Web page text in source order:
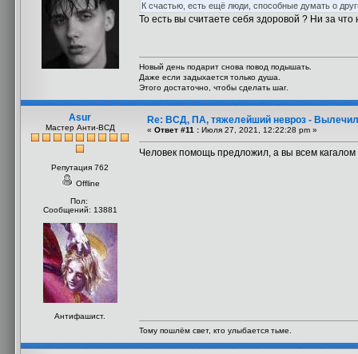
К счастью, есть ещё люди, способные думать о
То есть вы считаете себя здоровой ? Ни за что
Новый день подарит снова повод подышать.
Даже если задыхается только душа.
Этого достаточно, чтобы сделать шаг.
Asur
Мастер Анти-ВСД
Репутация 762
Offline
Пол:
Сообщений: 13881
Антифашист.
Re: ВСД, ПА, тяжелейший невроз -
« Ответ #11 : Июля 27, 2021, 12:22:28 pm »
Человек помощь предложил, а вы всем
Тому пошлём свет, кто улыбается тьме.